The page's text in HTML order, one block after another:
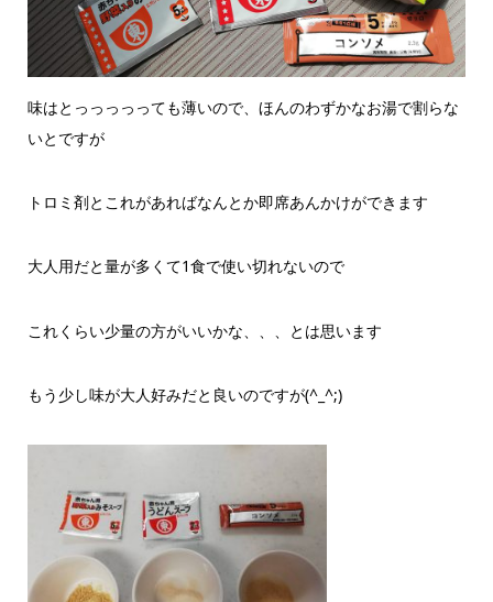
味はとっっっっっても薄いので、ほんのわずかなお湯で割らな
いとですが
トロミ剤とこれがあればなんとか即席あんかけができます
大人用だと量が多くて1食で使い切れないので
これくらい少量の方がいいかな、、、とは思います
もう少し味が大人好みだと良いのですが(^_^;)